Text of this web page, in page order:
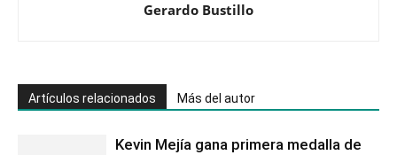
Gerardo Bustillo
Artículos relacionados Más del autor
Kevin Mejía gana primera medalla de